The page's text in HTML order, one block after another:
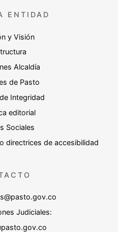
ENTIDAD
y Visión
Alcaldía
de Pasto
Integridad
editorial
Sociales
directrices de accesibilidad
Judiciales: